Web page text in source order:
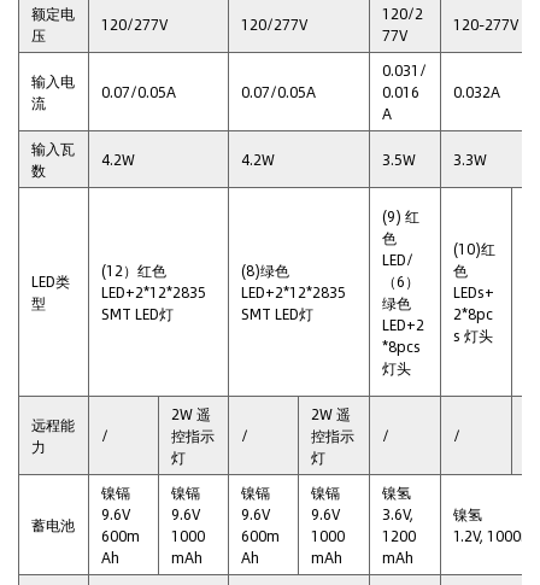
额定电
压
120/277V 120/277V
120/2
77V
120-277V
输入电
流
0.07/0.05A 0.07/0.05A
0.031/
0.016
A
0.032A
输入瓦
数
4.2W 4.2W 3.5W 3.3W
LED类
型
(12）红色
LED+2*12*2835
SMT LED灯
(8)绿色
LED+2*12*2835
SMT LED灯
(9) 红
色
LED/
（6）
绿色
LED+2
*8pcs
灯头
(10)红
色
LEDs+
2*8pc
s 灯头
远程能
力
/
2W 遥
控指示
灯
/
2W 遥
控指示
灯
/ /
蓄电池
镍镉
9.6V
600m
Ah
镍镉
9.6V
1000
mAh
镍镉
9.6V
600m
Ah
镍镉
9.6V
1000
mAh
镍氢
3.6V,
1200
mAh
镍氢
1.2V,